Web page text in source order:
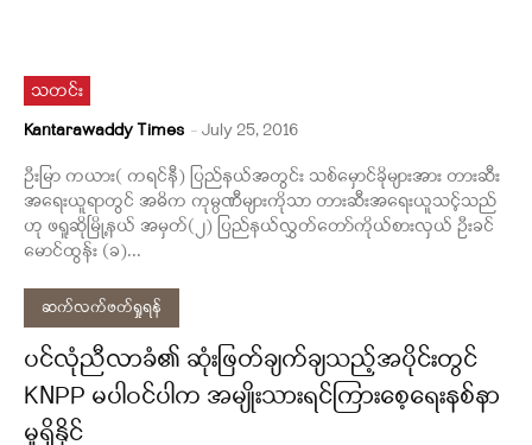
သတင်း
Kantarawaddy Times - July 25, 2016
ဦးမြာ ကယား( ကရင်နီ) ပြည်နယ်အတွင်း သစ်မှောင်ခိုများအား တားဆီး
အရေးယူရာတွင် အဓိက ကုမ္ပဏီများကိုသာ တားဆီးအရေးယူသင့်သည်
ဟု ဖရူဆိုမြို့နယ် အမှတ်(၂) ပြည်နယ်လွှတ်တော်ကိုယ်စားလှယ် ဦးခင်
မောင်ထွန်း (ခ)...
ဆက်လက်ဖတ်ရှုရန်
ပင်လုံညီလာခံ၏ ဆုံးဖြတ်ချက်ချသည့်အပိုင်းတွင်
KNPP မပါဝင်ပါက အမျိုးသားရင်ကြားစေ့ရေးနစ်နာ
မှုရှိနိုင်